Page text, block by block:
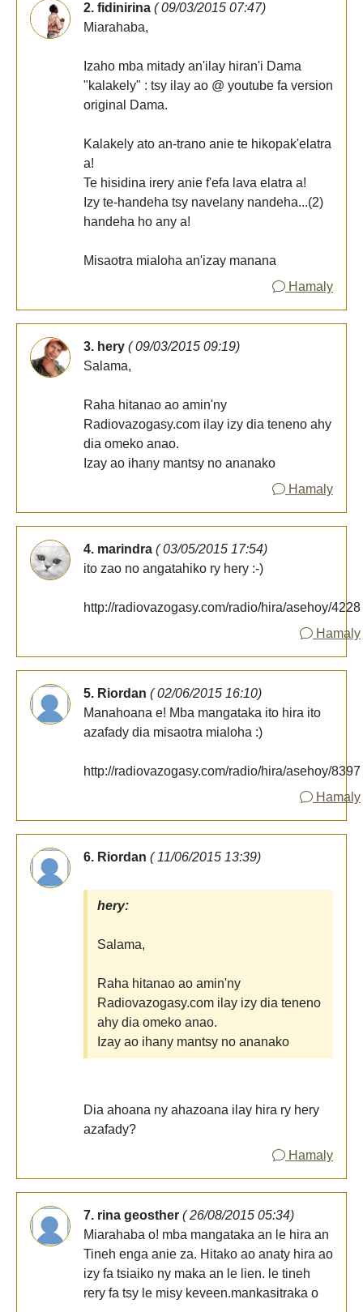
2. fidinirina ( 09/03/2015 07:47)
Miarahaba,
Izaho mba mitady an'ilay hiran'i Dama
"kalakely" : tsy ilay ao @ youtube fa version
original Dama.
Kalakely ato an-trano anie te hikopak'elatra
a!
Te hisidina irery anie f'efa lava elatra a!
Izy te-handeha tsy navelany nandeha...(2)
handeha ho any a!
Misaotra mialoha an'izay manana
Hamaly
3. hery ( 09/03/2015 09:19)
Salama,
Raha hitanao ao amin'ny
Radiovazogasy.com ilay izy dia teneno ahy
dia omeko anao.
Izay ao ihany mantsy no ananako
Hamaly
4. marindra ( 03/05/2015 17:54)
ito zao no angatahiko ry hery :-)
http://radiovazogasy.com/radio/hira/asehoy/4228
Hamaly
5. Riordan ( 02/06/2015 16:10)
Manahoana e! Mba mangataka ito hira ito
azafady dia misaotra mialoha :)
http://radiovazogasy.com/radio/hira/asehoy/8397
Hamaly
6. Riordan ( 11/06/2015 13:39)
hery:
Salama,
Raha hitanao ao amin'ny
Radiovazogasy.com ilay izy dia teneno
ahy dia omeko anao.
Izay ao ihany mantsy no ananako
Dia ahoana ny ahazoana ilay hira ry hery
azafady?
Hamaly
7. rina geosther ( 26/08/2015 05:34)
Miarahaba o! mba mangataka an le hira an
Tineh enga anie za. Hitako ao anaty hira ao
izy fa tsiaiko ny maka an le lien. le tineh
rery fa tsy le misy keveen.mankasitraka o